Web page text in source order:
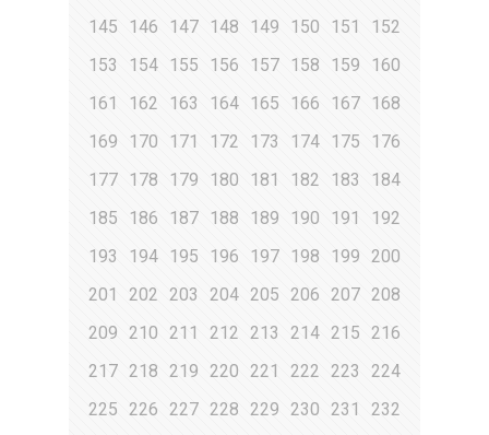
145
146 147 148 149 150 151
152
153
154 155 156 157 158 159
160
161
162 163 164 165 166 167 168
169
170 171 172 173 174 175
176
177 178 179 180 181 182 183
184
185
186 187 188 189 190 191
192
193
194 195 196 197 198 199
200
201
202 203 204 205 206 207 208
209
210 211 212 213 214 215
216
217 218 219 220 221 222 223
224
225
226 227 228 229 230 231
232